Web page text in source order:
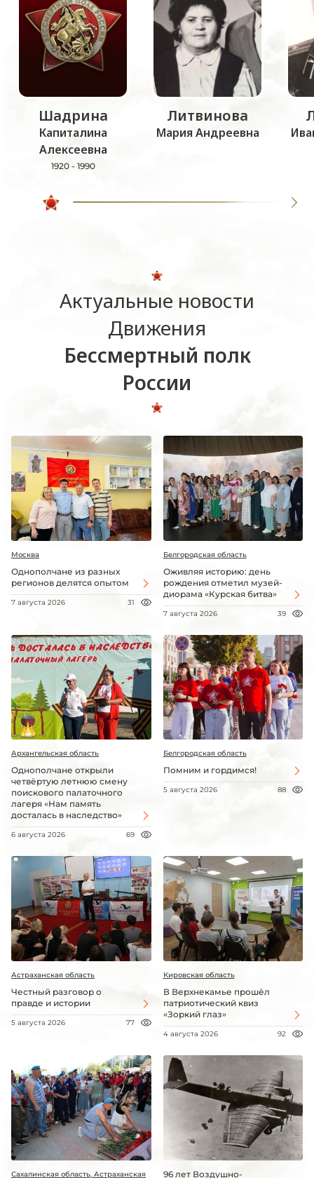
Шадрина
Капиталина
Алексеевна
1920 - 1990
Литвинова
Мария Андреевна
Актуальные новости
Движения
Бессмертный полк
России
Москва
Однополчане из разных
регионов делятся опытом
7 августа 2026 31
Белгородская область
Оживляя историю: день
рождения отметил музей-
диорама «Курская битва»
7 августа 2026 39
Архангельская область
Однополчане открыли
четвёртую летнюю смену
поискового палаточного
лагеря «Нам память
досталась в наследство»
6 августа 2026 69
Белгородская область
Помним и гордимся!
5 августа 2026 88
Астраханская область
Честный разговор о
правде и истории
5 августа 2026 77
Кировская область
В Верхнекамье прошёл
патриотический квиз
«Зоркий глаз»
4 августа 2026 92
Сахалинская область, Астраханская
96 лет Воздушно-